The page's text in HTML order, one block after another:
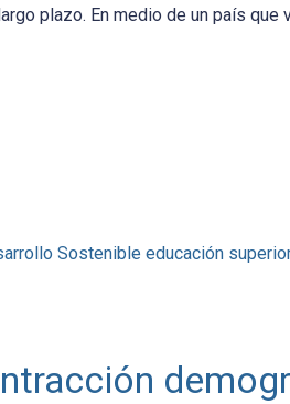
plazo. En medio de un país que
Sostenible educación